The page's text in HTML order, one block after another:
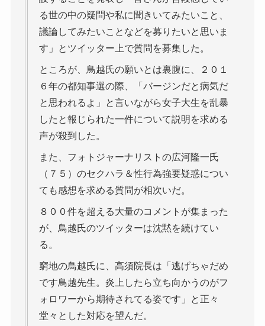
る世の中の疑問や私に聞きいてみたいこと、
議論してみたいことなどを募りたいと思いま
す」とツイッター上で質問を募集した。
ところが、鳥越氏の願いとは裏腹に、２０１
６年の都知事選の際、「バージンだと病気だ
と思われるよ」と言いながら女子大生を乱暴
したと報じられた一件について説明を求める
声が殺到した。
また、フォトジャーナリストの広河隆一氏
（７５）のセクハラ＆性行為強要疑惑につい
ても感想を求める質問が相次いだ。
８００件を超える大量のコメントが集まった
が、鳥越氏のツイッターは沈黙を続けてい
る。
窮地の鳥越氏に、高須院長は「逃げちゃだめ
です鳥越先生。炎上したら立ち向かうのがフ
ォロワーから期待されてる姿です」と正々
堂々とした対応を望んだ。